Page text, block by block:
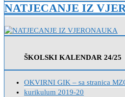
NATJECANJE IZ
ŠKOLSKI KALENDAR 24/25
OKVIRNI GIK – sa stranica
kurikulum 2019-20